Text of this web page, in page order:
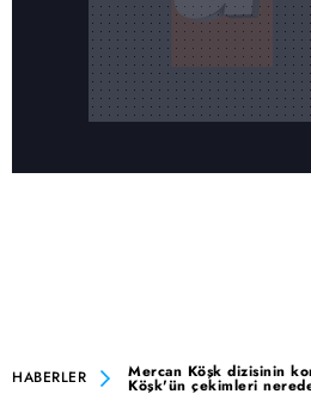
HABERLER Mercan Köşk dizisinin
Köşk'ün çekimleri